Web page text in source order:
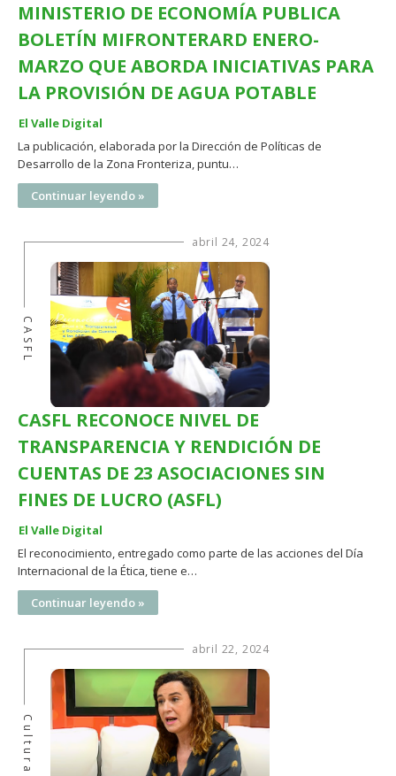
MINISTERIO DE ECONOMÍA PUBLICA
BOLETÍN MIFRONTERARD ENERO-
MARZO QUE ABORDA INICIATIVAS PARA
LA PROVISIÓN DE AGUA POTABLE
El Valle Digital
La publicación, elaborada por la Dirección de Políticas de
Desarrollo de la Zona Fronteriza, puntu…
Continuar leyendo »
abril 24, 2024
CASFL
CASFL RECONOCE NIVEL DE
TRANSPARENCIA Y RENDICIÓN DE
CUENTAS DE 23 ASOCIACIONES SIN
FINES DE LUCRO (ASFL)
El Valle Digital
El reconocimiento, entregado como parte de las acciones del Día
Internacional de la Ética, tiene e…
Continuar leyendo »
abril 22, 2024
Cultura